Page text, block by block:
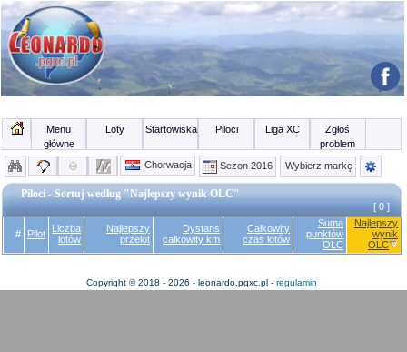
Menu
główne
Loty Startowiska Piloci Liga XC
Zgłoś
problem
Chorwacja
Sezon 2016 Wybierz markę
Piloci - Sortuj według "Najlepszy wynik OLC"
[ 0 ]
# Pilot
Liczba
lotów
Najlepszy
przelot
Dystans
całkowity km
Całkowity
czas lotów
Suma
punktów
OLC
Najlepszy
wynik
OLC
Copyright © 2018 - 2026 - leonardo.pgxc.pl - regulamin